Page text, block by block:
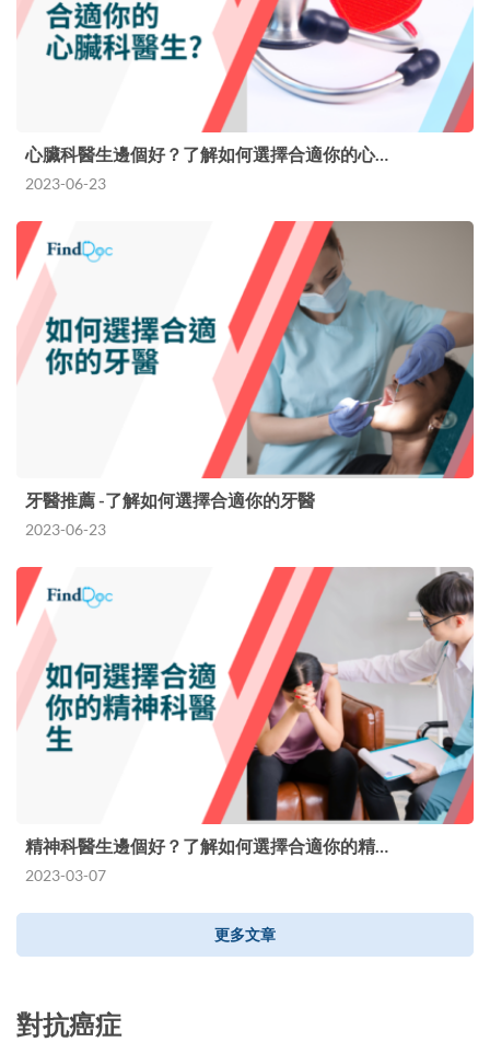
心臟科醫生邊個好？了解如何選擇合適你的心…
2023-06-23
牙醫推薦 -了解如何選擇合適你的牙醫
2023-06-23
精神科醫生邊個好？了解如何選擇合適你的精…
2023-03-07
更多文章
對抗癌症